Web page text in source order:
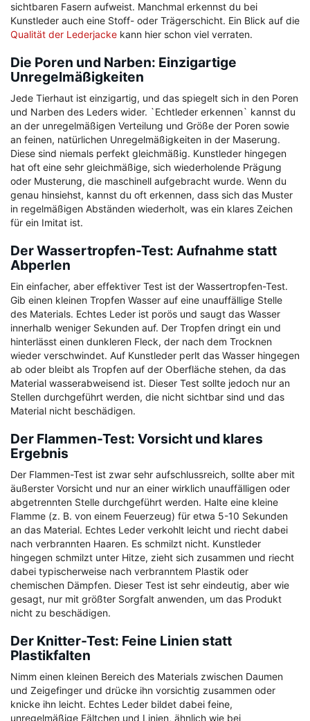
sichtbaren Fasern aufweist. Manchmal erkennst du bei
Kunstleder auch eine Stoff- oder Trägerschicht. Ein Blick auf die
Qualität der Lederjacke kann hier schon viel verraten.
Die Poren und Narben: Einzigartige
Unregelmäßigkeiten
Jede Tierhaut ist einzigartig, und das spiegelt sich in den Poren
und Narben des Leders wider. `Echtleder erkennen` kannst du
an der unregelmäßigen Verteilung und Größe der Poren sowie
an feinen, natürlichen Unregelmäßigkeiten in der Maserung.
Diese sind niemals perfekt gleichmäßig. Kunstleder hingegen
hat oft eine sehr gleichmäßige, sich wiederholende Prägung
oder Musterung, die maschinell aufgebracht wurde. Wenn du
genau hinsiehst, kannst du oft erkennen, dass sich das Muster
in regelmäßigen Abständen wiederholt, was ein klares Zeichen
für ein Imitat ist.
Der Wassertropfen-Test: Aufnahme statt
Abperlen
Ein einfacher, aber effektiver Test ist der Wassertropfen-Test.
Gib einen kleinen Tropfen Wasser auf eine unauffällige Stelle
des Materials. Echtes Leder ist porös und saugt das Wasser
innerhalb weniger Sekunden auf. Der Tropfen dringt ein und
hinterlässt einen dunkleren Fleck, der nach dem Trocknen
wieder verschwindet. Auf Kunstleder perlt das Wasser hingegen
ab oder bleibt als Tropfen auf der Oberfläche stehen, da das
Material wasserabweisend ist. Dieser Test sollte jedoch nur an
Stellen durchgeführt werden, die nicht sichtbar sind und das
Material nicht beschädigen.
Der Flammen-Test: Vorsicht und klares
Ergebnis
Der Flammen-Test ist zwar sehr aufschlussreich, sollte aber mit
äußerster Vorsicht und nur an einer wirklich unauffälligen oder
abgetrennten Stelle durchgeführt werden. Halte eine kleine
Flamme (z. B. von einem Feuerzeug) für etwa 5-10 Sekunden
an das Material. Echtes Leder verkohlt leicht und riecht dabei
nach verbrannten Haaren. Es schmilzt nicht. Kunstleder
hingegen schmilzt unter Hitze, zieht sich zusammen und riecht
dabei typischerweise nach verbranntem Plastik oder
chemischen Dämpfen. Dieser Test ist sehr eindeutig, aber wie
gesagt, nur mit größter Sorgfalt anwenden, um das Produkt
nicht zu beschädigen.
Der Knitter-Test: Feine Linien statt
Plastikfalten
Nimm einen kleinen Bereich des Materials zwischen Daumen
und Zeigefinger und drücke ihn vorsichtig zusammen oder
knicke ihn leicht. Echtes Leder bildet dabei feine,
unregelmäßige Fältchen und Linien, ähnlich wie bei